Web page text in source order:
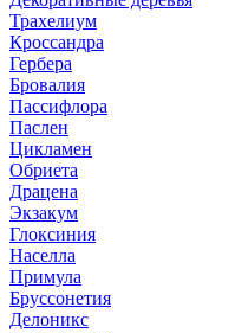
Трахелиум
Кроссандра
Гербера
Бровалия
Пассифлора
Паслен
Цикламен
Обриета
Драцена
Экзакум
Глоксиния
Населла
Примула
Бруссонетия
Делоникс